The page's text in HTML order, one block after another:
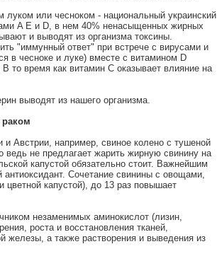
или чесноком - национальный украинский
A E и D, в нем 40% ненасыщенных жирных
и выводят из организма токсины.
"иммунный ответ" при встрече с вирусами и
в чесноке и луке) вместе с витамином D
то время как витамин С оказывает влияние на
выводят из нашего организма.
раком
Австрии, например, свиное колено с тушеной
ведь не предлагает жарить жирную свинину на
капустой обязательно стоит. Важнейшим
Сочетание свинины с овощами,
капустой), до 13 раз повышает
незаменимых аминокислот (лизин,
роста и восстановления тканей,
железы, а также растворения и выведения из